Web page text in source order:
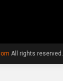
All rights reserved.